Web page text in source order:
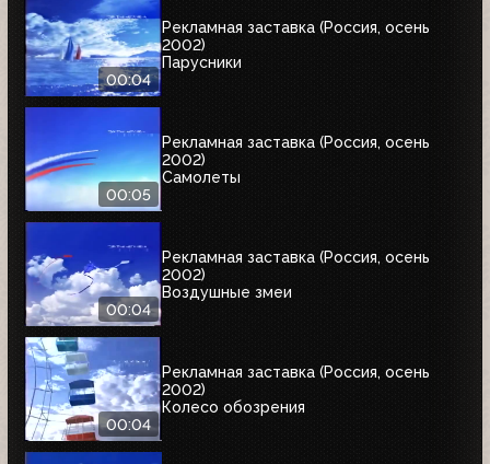
00:04
Рекламная заставка (Россия, осень
2002)
Парусники
00:05
Рекламная заставка (Россия, осень
2002)
Самолеты
00:04
Рекламная заставка (Россия, осень
2002)
Воздушные змеи
00:04
Рекламная заставка (Россия, осень
2002)
Колесо обозрения